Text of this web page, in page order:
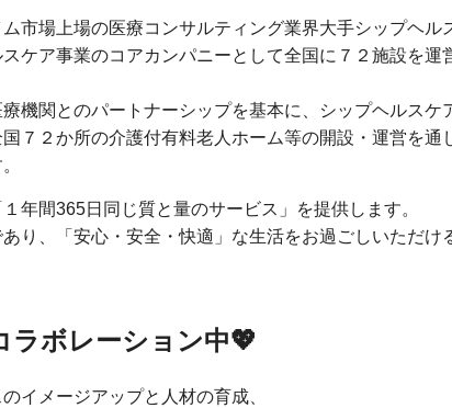
市場上場の医療コンサルティング業界大手シップヘル
ケア事業のコアカンパニーとして全国に７２施設を運
機関とのパートナーシップを基本に、シップヘルスケ
７２か所の介護付有料老人ホーム等の開設・運営を通
年間365日同じ質と量のサービス」を提供します。
り、「安心・安全・快適」な生活をお過ごしいただけ
ラボレーション中💖
イメージアップと人材の育成、